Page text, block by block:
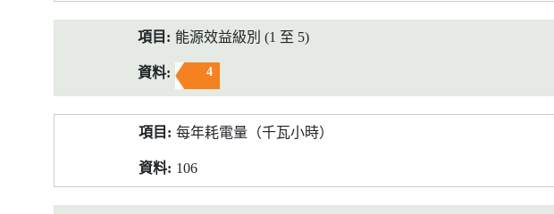
能源效益級別 (1 至 5)
4
每年耗電量（千瓦小時）
106